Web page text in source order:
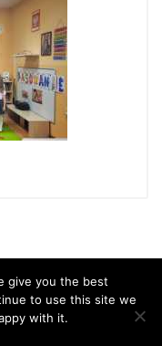
66 w Krakowie, All rights
give you the best
to use this site we
with it.